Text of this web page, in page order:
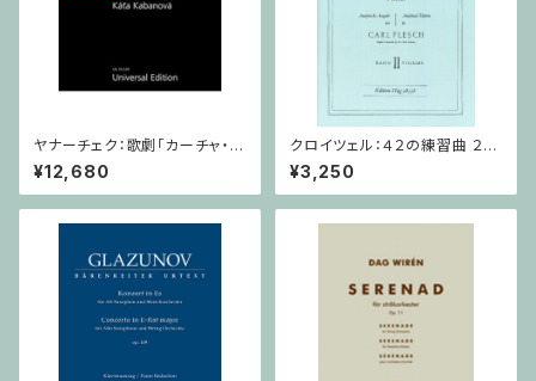
ヤナーチェク：歌劇「カーチャ・カ
ヴァノヴァー」 / フルスコア
¥12,680
クロイツェル：４２の練習曲 ２巻
/ ヴァイオリン教本
¥3,250